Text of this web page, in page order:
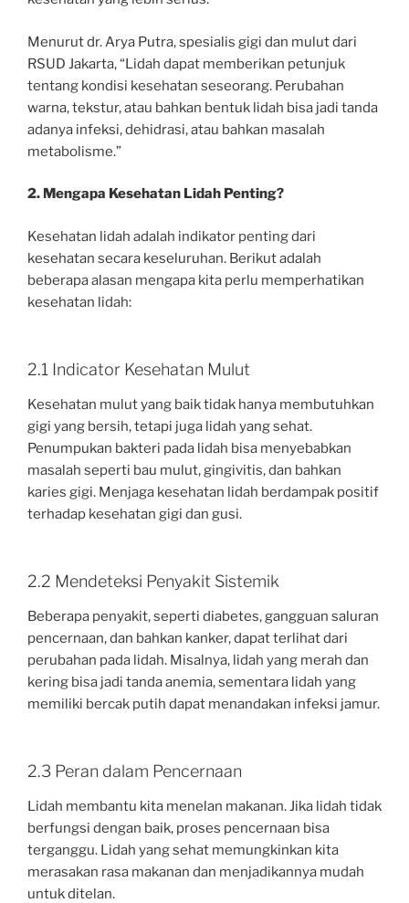
Menurut dr. Arya Putra, spesialis gigi dan mulut dari
RSUD Jakarta, “Lidah dapat memberikan petunjuk
tentang kondisi kesehatan seseorang. Perubahan
warna, tekstur, atau bahkan bentuk lidah bisa jadi tanda
adanya infeksi, dehidrasi, atau bahkan masalah
metabolisme.”
2. Mengapa Kesehatan Lidah Penting?
Kesehatan lidah adalah indikator penting dari
kesehatan secara keseluruhan. Berikut adalah
beberapa alasan mengapa kita perlu memperhatikan
kesehatan lidah:
2.1 Indicator Kesehatan Mulut
Kesehatan mulut yang baik tidak hanya membutuhkan
gigi yang bersih, tetapi juga lidah yang sehat.
Penumpukan bakteri pada lidah bisa menyebabkan
masalah seperti bau mulut, gingivitis, dan bahkan
karies gigi. Menjaga kesehatan lidah berdampak positif
terhadap kesehatan gigi dan gusi.
2.2 Mendeteksi Penyakit Sistemik
Beberapa penyakit, seperti diabetes, gangguan saluran
pencernaan, dan bahkan kanker, dapat terlihat dari
perubahan pada lidah. Misalnya, lidah yang merah dan
kering bisa jadi tanda anemia, sementara lidah yang
memiliki bercak putih dapat menandakan infeksi jamur.
2.3 Peran dalam Pencernaan
Lidah membantu kita menelan makanan. Jika lidah tidak
berfungsi dengan baik, proses pencernaan bisa
terganggu. Lidah yang sehat memungkinkan kita
merasakan rasa makanan dan menjadikannya mudah
untuk ditelan.